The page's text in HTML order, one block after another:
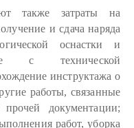
также затраты на
и сдача наряда
оснастки и
с технической
инструктажа о
работы, связанные
документации;
работ, уборка